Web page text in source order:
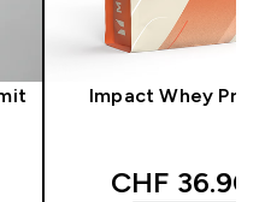
Impact Whey
discounted
CHF 36.90‎